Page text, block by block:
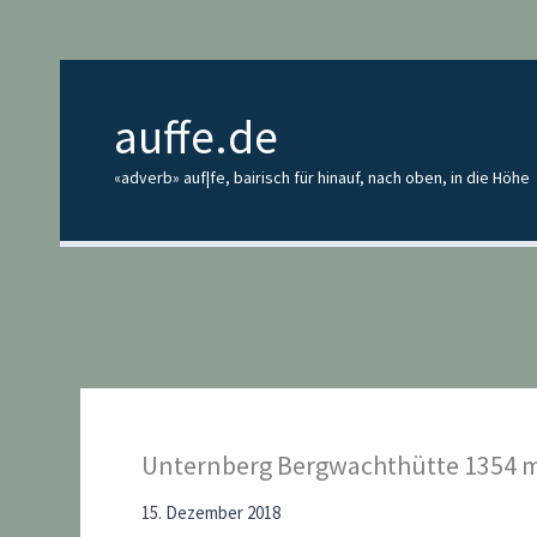
springen
auffe.de
«adverb» auf|fe, bairisch für hinauf, nach oben, in die Höhe
Unternberg Bergwachthütte 1354
15. Dezember 2018